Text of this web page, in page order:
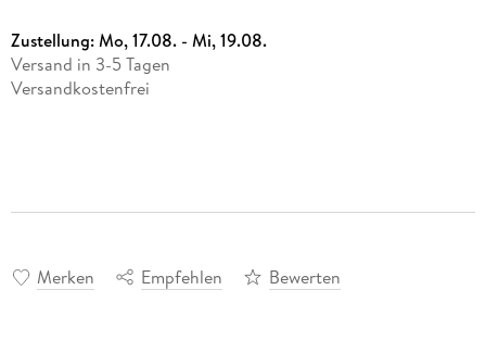
Zustellung:Mo, 17.08. - Mi, 19.08.
Versand in 3-5 Tagen
Versandkostenfrei
Merken Empfehlen Bewerten